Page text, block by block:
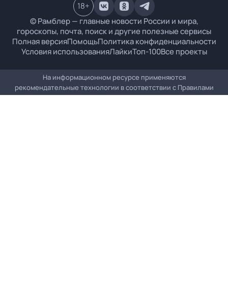
© Рамблер — главные новости России и мира,
гороскопы, почта, поиск и другие полезные сервисы
Полная версияПомощьПолитика конфиденциальности
Условия использованияЛайкиТоп-100Все проекты
18+
На информационном ресурсе применяются
рекомендательные технологии в соответствии с Правилами